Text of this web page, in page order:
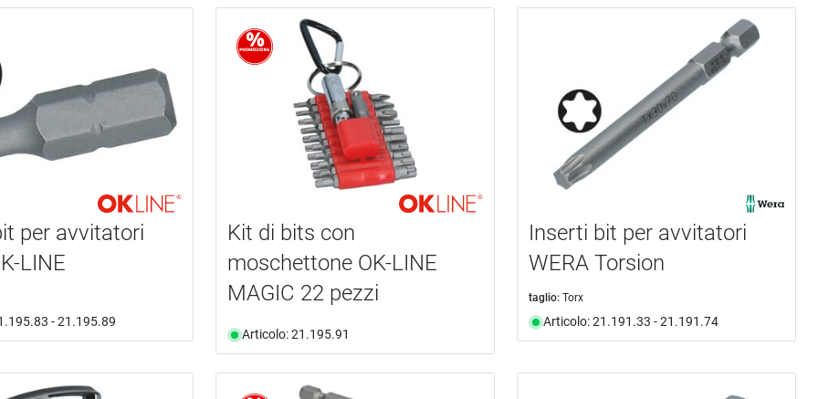
per avvitatori
LINE
- 21.195.89
Kit di bits con
moschettone OK-LINE
MAGIC 22 pezzi
Articolo: 21.195.91
Inserti bit per avvitatori
WERA Torsion
taglio: Torx
Articolo: 21.191.33 - 21.191.74